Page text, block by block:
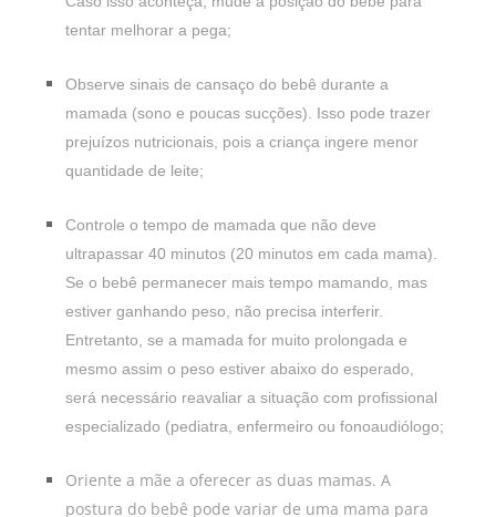
tentar melhorar a pega;
Observe sinais de cansaço do bebê durante a
mamada (sono e poucas sucções). Isso pode trazer
prejuízos nutricionais, pois a criança ingere menor
quantidade de leite;
Controle o tempo de mamada que não deve
ultrapassar 40 minutos (20 minutos em cada mama).
Se o bebê permanecer mais tempo mamando, mas
estiver ganhando peso, não precisa interferir.
Entretanto, se a mamada for muito prolongada e
mesmo assim o peso estiver abaixo do esperado,
será necessário reavaliar a situação com profissional
especializado (pediatra, enfermeiro ou fonoaudiólogo;
Oriente a mãe a oferecer as duas mamas. A
postura do bebê pode variar de uma mama para